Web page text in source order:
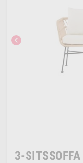
chevron_left
3-